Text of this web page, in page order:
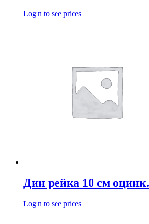
Login to see prices
Дин рейка 10 см оцинк.
Login to see prices